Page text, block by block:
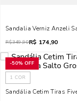
Sandalia Verniz Anzeli
R$349,90R$ 174,90
-50% OFF
1 COR
Sandália Cetim Tiras